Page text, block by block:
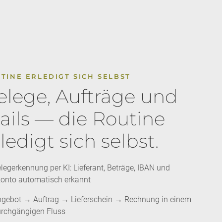
ERLEDIGT SICH SELBST
Aufträge und
— die Routine
sich selbst.
per KI: Lieferant, Beträge, IBAN und
automatisch erkannt
→ Auftrag → Lieferschein → Rechnung in einem
Fluss